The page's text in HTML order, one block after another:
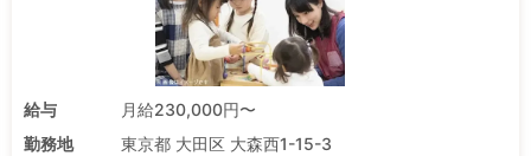
給与
月給230,000円〜
勤務地
東京都 大田区 大森西1-15-3